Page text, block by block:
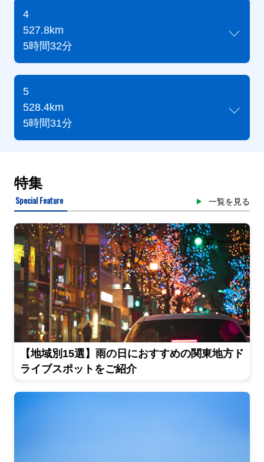
4
527.8km
5時間32分
5
528.4km
5時間31分
特集
Special Feature 一覧を見る
【地域別15選】雨の日におすすめの関東地方ド
ライブスポットをご紹介